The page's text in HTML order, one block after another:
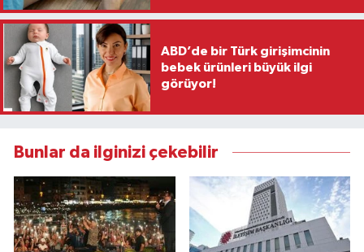
ABD’de bir Türk girişimcinin
bebek ürünleri büyük ilgi
görüyor!
Bunlar da ilginizi çekebilir